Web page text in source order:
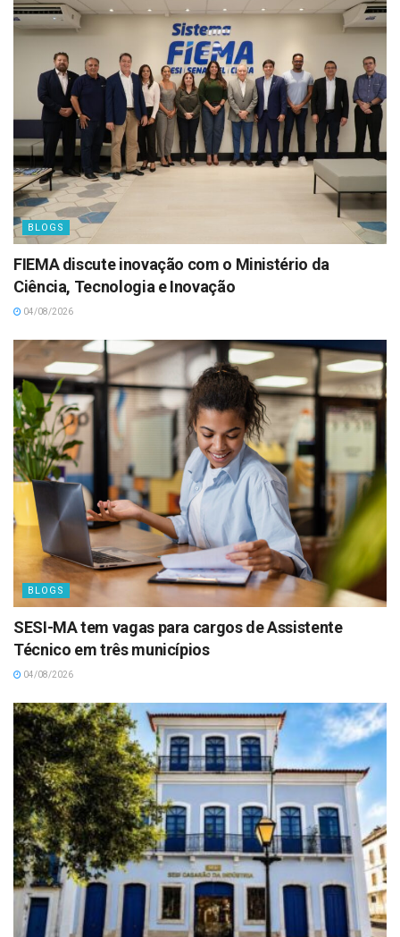
BLOGS
FIEMA discute inovação com o Ministério da
Ciência, Tecnologia e Inovação
04/08/2026
BLOGS
SESI-MA tem vagas para cargos de Assistente
Técnico em três municípios
04/08/2026